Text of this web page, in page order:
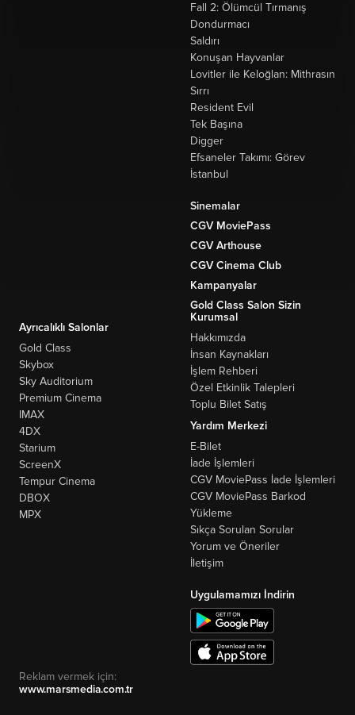
Fall 2: Ölümcül Tırmanış
Dondurmacı
Saldırı
Konuşan Hayvanlar
Lovitler ile Keloğlan: Mithrasın
Sırrı
Resident Evil
Tek Başına
Digger
Efsaneler Takımı: Görev
İstanbul
Sinemalar
CGV MoviePass
CGV Arthouse
CGV Cinema Club
Kampanyalar
Gold Class Salon Sizin
Ayrıcalıklı Salonlar
Gold Class
Skybox
Sky Auditorium
Premium Cinema
IMAX
4DX
Starium
ScreenX
Tempur Cinema
DBOX
MPX
Kurumsal
Hakkımızda
İnsan Kaynakları
İşlem Rehberi
Özel Etkinlik Talepleri
Toplu Bilet Satış
Yardım Merkezi
E-Bilet
İade İşlemleri
CGV MoviePass İade İşlemleri
CGV MoviePass Barkod
Yükleme
Sıkça Sorulan Sorular
Yorum ve Öneriler
İletişim
Uygulamamızı İndirin
Reklam vermek için:
www.marsmedia.com.tr